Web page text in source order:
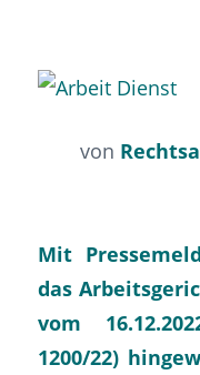
von
Mit
das
vom
1200/22)